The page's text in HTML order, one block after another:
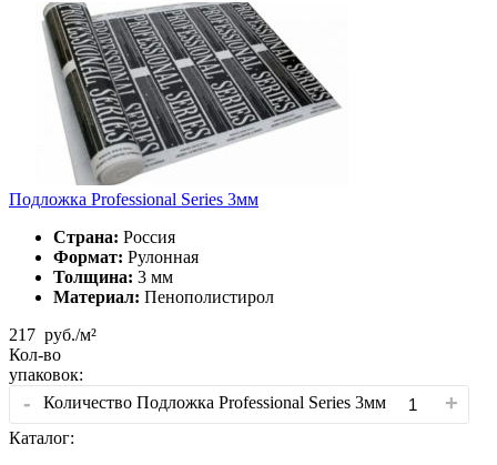
Подложка Professional Series 3мм
Страна: Россия
Формат: Рулонная
Толщина: 3 мм
Материал: Пенополистирол
217 руб./м²
Кол-во
упаковок:
- Количество Подложка Professional Series 3мм +
Каталог: